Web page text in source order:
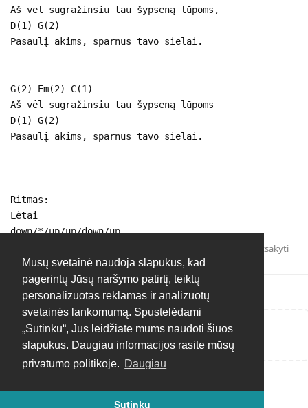
Mūsų svetainė naudoja slapukus, kad
pagerintų Jūsų naršymo patirtį, teiktų
personalizuotas reklamas ir analizuotų
svetainės lankomumą. Spustelėdami
„Sutinku“, Jūs leidžiate mums naudoti šiuos
slapukus. Daugiau informacijos rasite mūsų
privatumo politikoje. Daugiau
Sutinku
Aš vėl sugražinsiu tau šypseną lūpoms,
D(1) G(2)
Pasaulį akims, sparnus tavo sielai.
G(2) Em(2) C(1)
Aš vėl sugražinsiu tau šypseną lūpoms
D(1) G(2)
Pasaulį akims, sparnus tavo sielai.
Ritmas:
Lėtai
down/*/up/up/down/up
Atsakyti
Rašyti atsakymą...